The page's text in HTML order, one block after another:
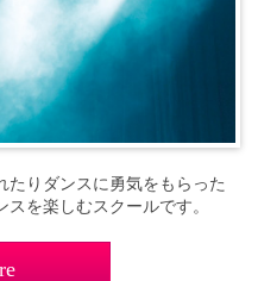
たりダンスに勇気をもらった
を楽しむスクールです。